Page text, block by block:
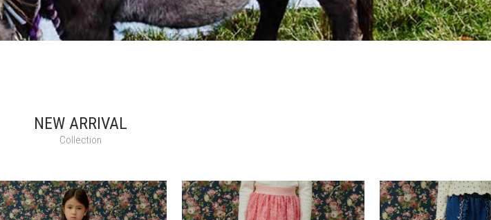
NEW ARRIVAL
Collection